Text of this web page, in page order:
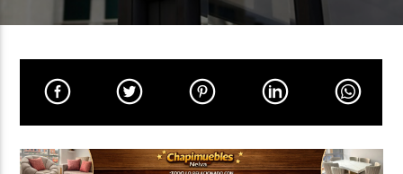
Neiva Estereo